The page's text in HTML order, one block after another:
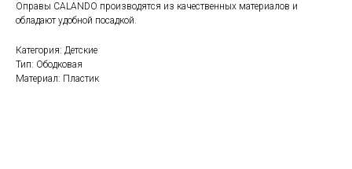
Оправы CALANDO производятся из качественных материалов и
обладают удобной посадкой.
Категория: Детские
Тип: Ободковая
Материал: Пластик